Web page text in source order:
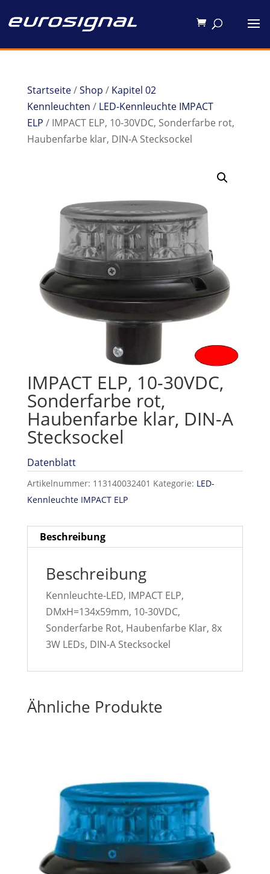
Startseite/Shop / Kapitel 02
Kennleuchten / LED-Kennleuchte IMPACT
ELP / IMPACT ELP, 10-30VDC, Sonderfarbe rot,
Haubenfarbe klar, DIN-A Stecksockel
IMPACT ELP, 10-30VDC,
Sonderfarbe rot,
Haubenfarbe klar, DIN-A
Stecksockel
Datenblatt
Artikelnummer: 113140032401 Kategorie: LED-
Kennleuchte IMPACT ELP
Beschreibung
Beschreibung
Kennleuchte-LED, IMPACT ELP,
DMxH=134x59mm, 10-30VDC,
Sonderfarbe Rot, Haubenfarbe Klar, 8x
3W LEDs, DIN-A Stecksockel
Ähnliche Produkte